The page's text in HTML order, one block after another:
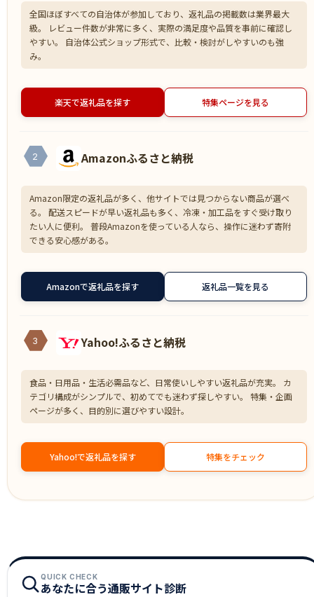
全国ほぼすべての自治体が参加しており、返礼品の掲載数は業界最大
級。 レビュー件数が非常に多く、実際の満足度や品質を事前に確認し
やすい。 自治体公式ショップ形式で、比較・検討がしやすいのも強
み。
楽天で返礼品を探す 特集ページを見る
2 Amazonふるさと納税
Amazon限定の返礼品が多く、他サイトでは見つからない商品が選べ
る。 配送スピードが早い返礼品も多く、冷凍・加工品をすぐ受け取り
たい人に便利。 普段Amazonを使っている人なら、操作に迷わず寄附
できる安心感がある。
Amazonで返礼品を探す 返礼品一覧を見る
3 Yahoo!ふるさと納税
食品・日用品・生活必需品など、日常使いしやすい返礼品が充実。 カ
テゴリ構成がシンプルで、初めてでも迷わず探しやすい。 特集・企画
ページが多く、目的別に選びやすい設計。
Yahoo!で返礼品を探す 特集をチェック
QUICK CHECK
あなたに合う通販サイト診断